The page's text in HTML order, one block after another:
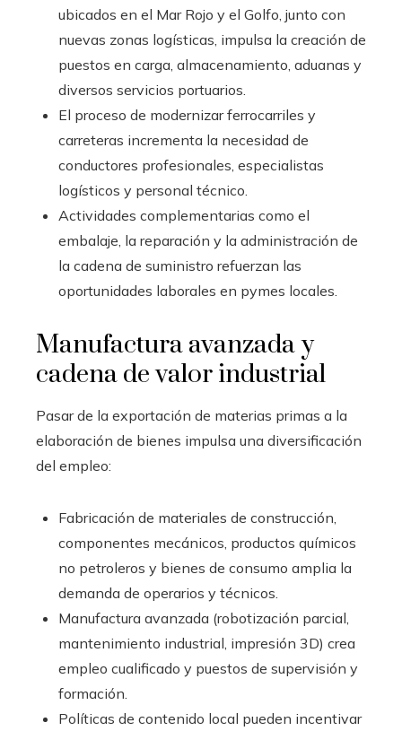
ubicados en el Mar Rojo y el Golfo, junto con
nuevas zonas logísticas, impulsa la creación de
puestos en carga, almacenamiento, aduanas y
diversos servicios portuarios.
El proceso de modernizar ferrocarriles y
carreteras incrementa la necesidad de
conductores profesionales, especialistas
logísticos y personal técnico.
Actividades complementarias como el
embalaje, la reparación y la administración de
la cadena de suministro refuerzan las
oportunidades laborales en pymes locales.
Manufactura avanzada y
cadena de valor industrial
Pasar de la exportación de materias primas a la
elaboración de bienes impulsa una diversificación
del empleo:
Fabricación de materiales de construcción,
componentes mecánicos, productos químicos
no petroleros y bienes de consumo amplia la
demanda de operarios y técnicos.
Manufactura avanzada (robotización parcial,
mantenimiento industrial, impresión 3D) crea
empleo cualificado y puestos de supervisión y
formación.
Políticas de contenido local pueden incentivar